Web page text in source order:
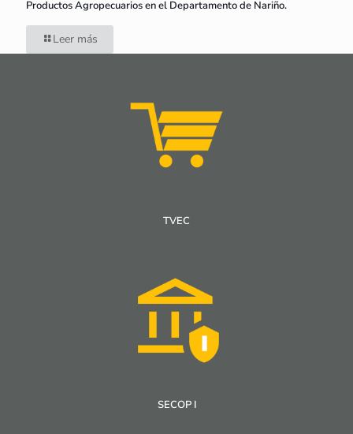
Productos Agropecuarios en el Departamento de Nariño.
Leer más
TVEC
SECOP I